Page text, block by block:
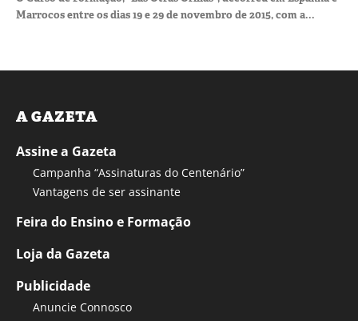
Marrocos entre os dias 19 e 29 de novembro de 2015, com a...
A GAZETA
Assine a Gazeta
Campanha “Assinaturas do Centenário”
Vantagens de ser assinante
Feira do Ensino e Formação
Loja da Gazeta
Publicidade
Anuncie Connosco